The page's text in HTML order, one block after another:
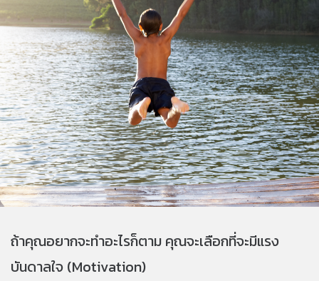
ถ้าคุณอยากจะทำอะไรก็ตาม คุณจะเลือกที่จะมีแรง
บันดาลใจ (Motivation)